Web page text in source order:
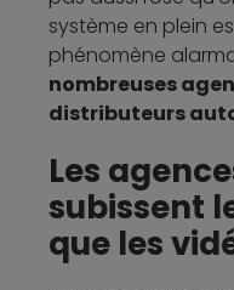
système en plein
phénomène
nombreuses
distributeurs
Les
subissent
que les